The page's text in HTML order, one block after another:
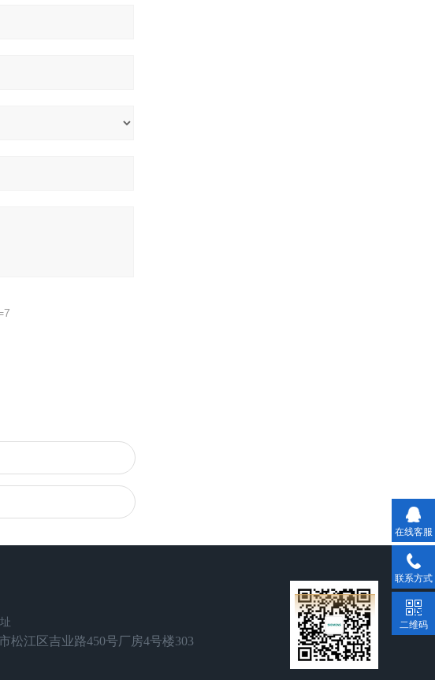
市松江区吉业路450号厂房4号楼303
在线客服
联系方式
二维码